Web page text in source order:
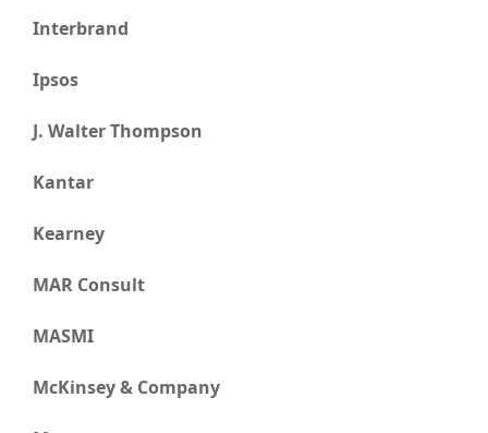
Interbrand
Ipsos
J. Walter Thompson
Kantar
Kearney
MAR Consult
MASMI
McKinsey & Company